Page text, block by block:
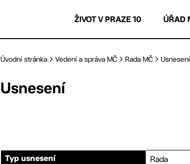
ŽIVOT V PRAZE 10 ÚŘAD
Úvodní stránka Vedení a správa MČ Rada MČ Usnesení
Usnesení
Typ usnesení Rada